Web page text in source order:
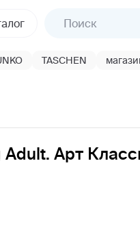
TASCHEN
Adult. Арт